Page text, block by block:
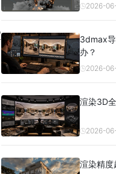
2026-
3dmax
办？
2026-
渲染3D
2026-
渲染精度